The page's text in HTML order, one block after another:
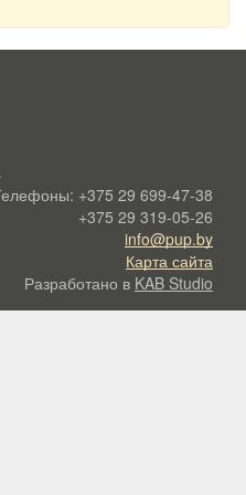
+375 29 699-47-38
+375 29 319-05-26
info@pup.by
Карта сайта
Разработано в KAB Studio